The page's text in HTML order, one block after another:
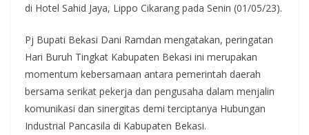
di Hotel Sahid Jaya, Lippo Cikarang pada Senin (01/05/23).
Pj Bupati Bekasi Dani Ramdan mengatakan, peringatan
Hari Buruh Tingkat Kabupaten Bekasi ini merupakan
momentum kebersamaan antara pemerintah daerah
bersama serikat pekerja dan pengusaha dalam menjalin
komunikasi dan sinergitas demi terciptanya Hubungan
Industrial Pancasila di Kabupaten Bekasi.